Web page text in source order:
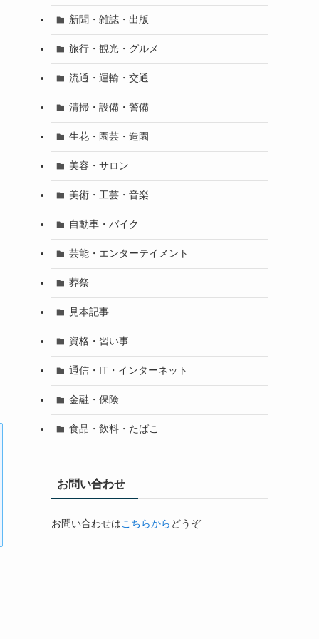
新聞・雑誌・出版
旅行・観光・グルメ
流通・運輸・交通
清掃・設備・警備
生花・園芸・造園
美容・サロン
美術・工芸・音楽
自動車・バイク
芸能・エンターテイメント
葬祭
見本記事
資格・習い事
通信・IT・インターネット
金融・保険
食品・飲料・たばこ
お問い合わせ
お問い合わせはこちらから どうぞ